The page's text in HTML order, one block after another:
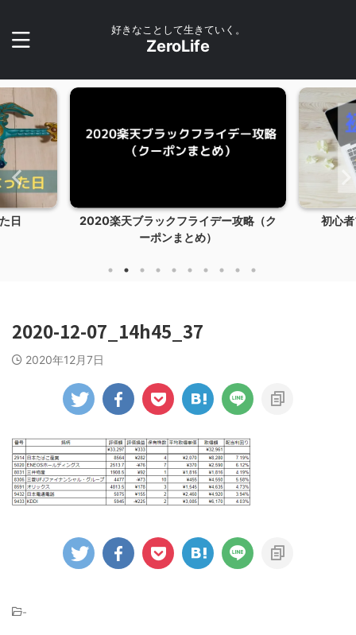
好きなことして生きていく。
ZeroLife
攻略（ク
初心者ブログ１ヶ月目のPV・収益 【ブ
2020-12-07_14h45_37
2020年12月7日
-